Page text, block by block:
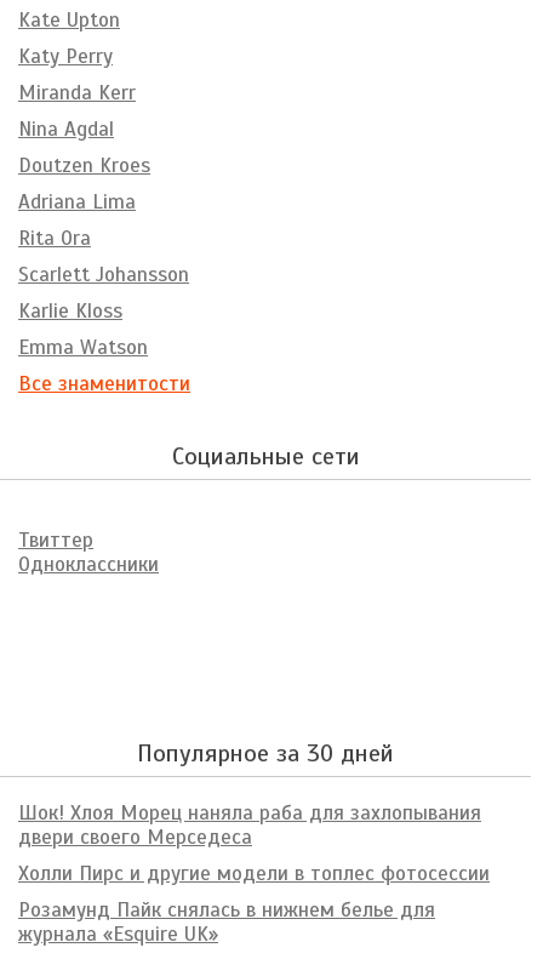
Kate Upton
Katy Perry
Miranda Kerr
Nina Agdal
Doutzen Kroes
Adriana Lima
Rita Ora
Scarlett Johansson
Karlie Kloss
Emma Watson
Все знаменитости
Социальные сети
Твиттер
Одноклассники
Популярное за 30 дней
Шок! Хлоя Морец наняла раба для захлопывания
двери своего Мерседеса
Холли Пирс и другие модели в топлес фотосессии
Розамунд Пайк снялась в нижнем белье для
журнала «Esquire UK»